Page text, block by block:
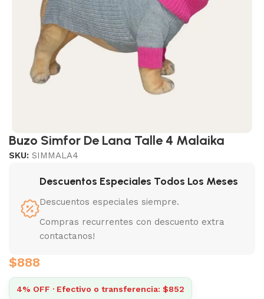
Buzo Simfor De Lana Talle 4 Malaika
SKU: SIMMALA4
Descuentos Especiales Todos Los Meses
Descuentos especiales siempre.
Compras recurrentes con descuento extra
contactanos!
$888
4% OFF · Efectivo o transferencia: $852